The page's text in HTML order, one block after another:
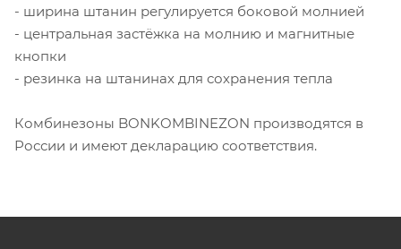
- ширина штанин регулируется боковой молнией
- центральная застёжка на молнию и магнитные
кнопки
- резинка на штанинах для сохранения тепла
Комбинезоны BONKOMBINEZON производятся в
России и имеют декларацию соответствия.